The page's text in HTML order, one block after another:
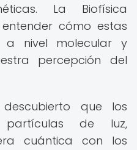
La Biofísica
cómo estas
a nivel molecular y
percepción del
que los
de luz,
cuántica con los